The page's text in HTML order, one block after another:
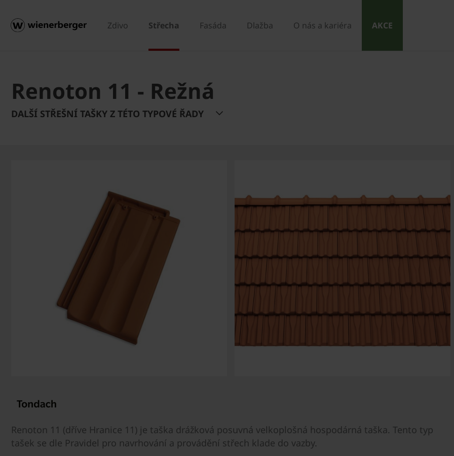
Zdivo Střecha Fasáda Dlažba O nás a kariéra AKCE
Renoton 11 - Režná
DALŠÍ STŘEŠNÍ TAŠKY Z TÉTO TYPOVÉ ŘADY
Renoton 11 (dříve Hranice 11) je taška drážková posuvná velkoplošná hospodárná taška. Tento typ
tašek se dle Pravidel pro navrhování a provádění střech klade do vazby.